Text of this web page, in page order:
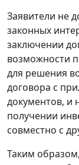
Заявители не
законных
заключении
возможности
для решения
договора с
документов, и
получении
совместно с
Таким